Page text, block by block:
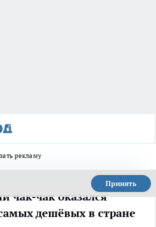
рекламу
Принять
чак-чак оказался
дешёвых в стране